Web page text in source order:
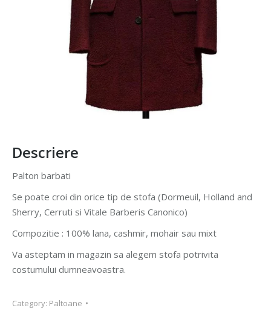
Descriere
Palton barbati
Se poate croi din orice tip de stofa (Dormeuil, Holland and
Sherry, Cerruti si Vitale Barberis Canonico)
Compozitie : 100% lana, cashmir, mohair sau mixt
Va asteptam in magazin sa alegem stofa potrivita
costumului dumneavoastra.
Category: Paltoane